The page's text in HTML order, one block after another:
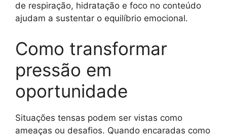
de respiração, hidratação e foco no conteúdo
ajudam a sustentar o equilíbrio emocional.
Como transformar
pressão em
oportunidade
Situações tensas podem ser vistas como
ameaças ou desafios. Quando encaradas como